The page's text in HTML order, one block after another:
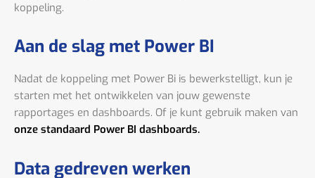
koppeling.
Aan de slag met Power BI
Nadat de koppeling met Power Bi is bewerkstelligt, kun je
starten met het ontwikkelen van jouw gewenste
rapportages en dashboards. Of je kunt gebruik maken van
onze standaard Power BI dashboards.
Data gedreven werken